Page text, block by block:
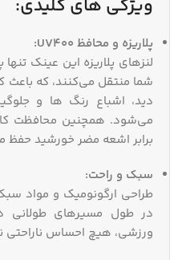
ویژگی‌ های کلیدی:
پلاریزه و محافظ UV400:
لنزهای پلاریزه این عینک
شما منتقل می‌کنند، که باعث
دید، اشباع رنگ‌ ها و
برابر اشعه مضر خورشید حفظ
سبک و راحت:
طراحی ارگونومیک و مواد
در طول مسیرهای طولانی
ورزشی، هیچ احساس ناراحتی